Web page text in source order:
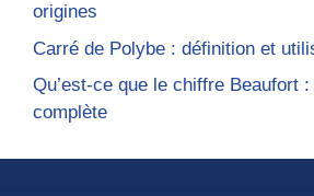
origines
Carré de Polybe : définition et
Qu’est-ce que le chiffre Beaufort
complète